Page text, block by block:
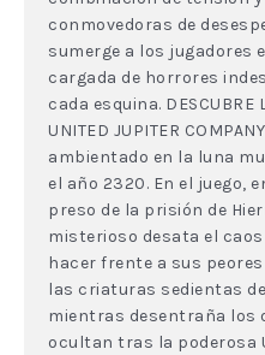
conmovedoras de
sumerge a los jugadores
cargada de horrores
cada esquina. DESCUBRE
UNITED JUPITER
ambientado en la luna
el año 2320. En el juego,
preso de la prisión de
misterioso desata el
hacer frente a sus
las criaturas sedientas
mientras desentraña los
ocultan tras la poderosa